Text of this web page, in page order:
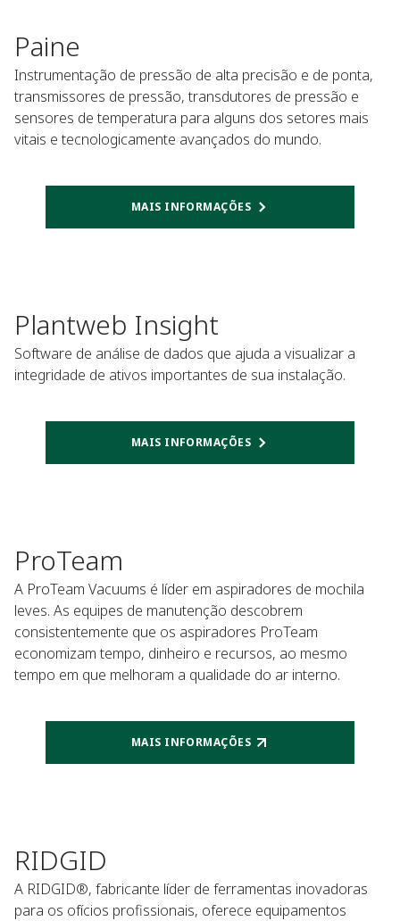
Paine
Instrumentação de pressão de alta precisão e de ponta,
transmissores de pressão, transdutores de pressão e
sensores de temperatura para alguns dos setores mais
vitais e tecnologicamente avançados do mundo.
MAIS INFORMAÇÕES
Plantweb Insight
Software de análise de dados que ajuda a visualizar a
integridade de ativos importantes de sua instalação.
MAIS INFORMAÇÕES
ProTeam
A ProTeam Vacuums é líder em aspiradores de mochila
leves. As equipes de manutenção descobrem
consistentemente que os aspiradores ProTeam
economizam tempo, dinheiro e recursos, ao mesmo
tempo em que melhoram a qualidade do ar interno.
MAIS INFORMAÇÕES
RIDGID
A RIDGID®, fabricante líder de ferramentas inovadoras
para os ofícios profissionais, oferece equipamentos